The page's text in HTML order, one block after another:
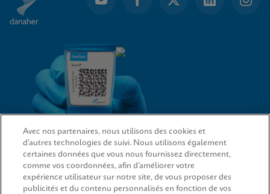
LIENS D’ACCÈS RAPIDE
Avec nos partenaires, nous utilisons des cookies et
d’autres technologies de suivi. Nous utilisons également
certaines données que vous nous fournissez directement,
comme vos coordonnées, afin d’améliorer votre
expérience utilisateur sur notre site, de vous proposer des
publicités et du contenu personnalisés en fonction de vos